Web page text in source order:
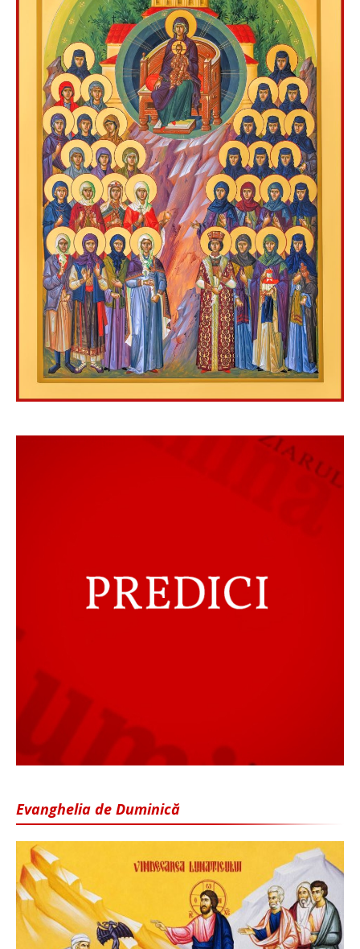
Evanghelia de Duminică